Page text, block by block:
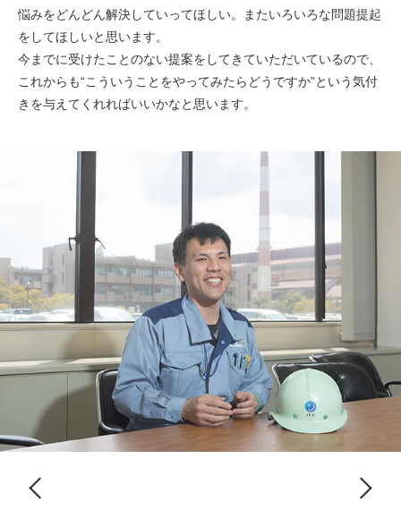
悩みをどんどん解決していってほしい。またいろいろな問題提起
をしてほしいと思います。
今までに受けたことのない提案をしてきていただいているので、
これからも“こういうことをやってみたらどうですか”という気付
きを与えてくれればいいかなと思います。